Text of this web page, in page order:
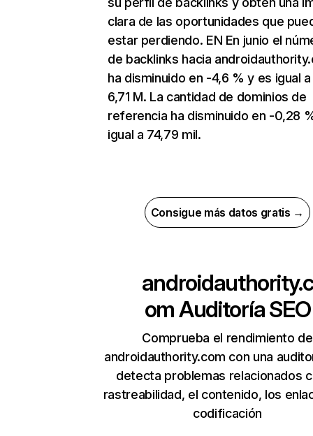
clara de las oportunidades que
estar perdiendo. EN En junio el
de backlinks hacia
ha disminuido en -4,6 % y es igual a
6,71 M. La cantidad de dominios de
referencia ha disminuido en -0,28
igual a 74,79 mil.
Consigue más datos gratis →
androidauthority.c
omAuditoría SEO
Comprueba el rendimiento de
androidauthority.com con una
detecta problemas relacionados
rastreabilidad, el contenido, los
codificación